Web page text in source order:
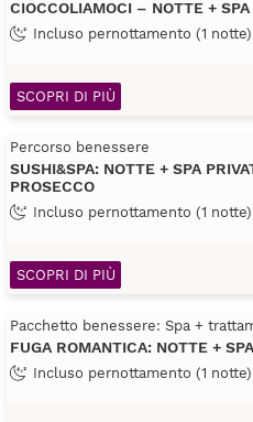
CIOCCOLIAMOCI – NOTTE +
Incluso pernottamento (1 notte)
SCOPRI DI PIÙ
Percorso benessere
SUSHI&SPA: NOTTE + SPA
PROSECCO
Incluso pernottamento (1 notte)
SCOPRI DI PIÙ
Pacchetto benessere: Spa +
FUGA ROMANTICA: NOTTE +
Incluso pernottamento (1 notte)